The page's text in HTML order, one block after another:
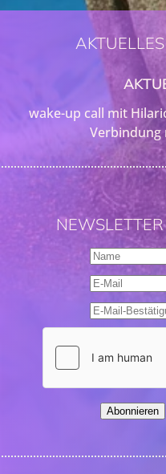
wake-up call mit
Verbindung
Abonnieren